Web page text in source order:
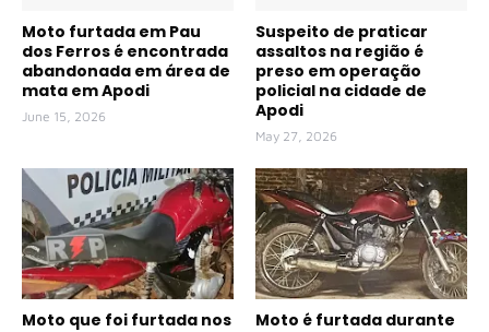
Moto furtada em Pau
dos Ferros é encontrada
abandonada em área de
mata em Apodi
June 15, 2026
Suspeito de praticar
assaltos na região é
preso em operação
policial na cidade de
Apodi
May 27, 2026
Moto que foi furtada nos
Moto é furtada durante